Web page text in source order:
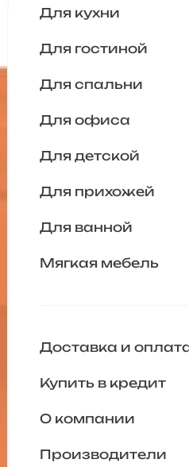
Для кухни
Для гостиной
Для спальни
Для офиса
Для детской
Для прихожей
Для ванной
Мягкая мебель
Доставка и
Купить в кредит
О компании
Производители